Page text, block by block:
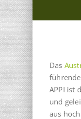
Das
APPI ist
und
aus